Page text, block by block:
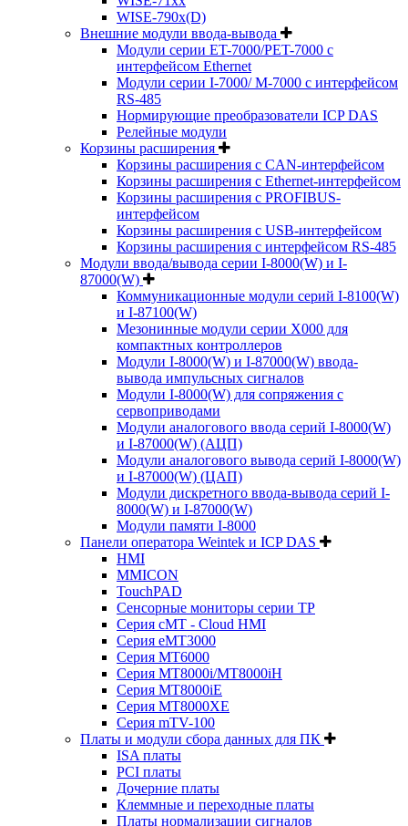
WISE-790x(D)
Внешние модули ввода-вывода
Модули серии ET-7000/PET-7000 с
интерфейсом Ethernet
Модули серии I-7000/ M-7000 с интерфейсом
RS-485
Нормирующие преобразователи ICP DAS
Релейные модули
Корзины расширения
Корзины расширения с CAN-интерфейсом
Корзины расширения с Ethernet-интерфейсом
Корзины расширения с PROFIBUS-
интерфейсом
Корзины расширения с USB-интерфейсом
Корзины расширения с интерфейсом RS-485
Модули ввода/вывода серии I-8000(W) и I-
87000(W)
Коммуникационные модули серий I-8100(W)
и I-87100(W)
Мезонинные модули серии X000 для
компактных контроллеров
Модули I-8000(W) и I-87000(W) ввода-
вывода импульсных сигналов
Модули I-8000(W) для сопряжения с
сервоприводами
Модули аналогового ввода серий I-8000(W)
и I-87000(W) (АЦП)
Модули аналогового вывода серий I-8000(W)
и I-87000(W) (ЦАП)
Модули дискретного ввода-вывода серий I-
8000(W) и I-87000(W)
Модули памяти I-8000
Панели оператора Weintek и ICP DAS
HMI
MMICON
TouchPAD
Сенсорные мониторы серии TP
Серия cMT - Cloud HMI
Серия eMT3000
Серия MT6000
Серия MT8000i/MT8000iH
Серия MT8000iE
Серия MT8000XE
Серия mTV-100
Платы и модули сбора данных для ПК
ISA платы
PCI платы
Дочерние платы
Клеммные и переходные платы
Платы нормализации сигналов